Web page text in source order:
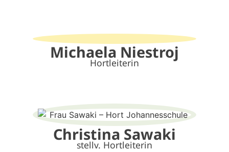
Michaela Niestroj
Hortleiterin
Christina Sawaki
stellv. Hortleiterin